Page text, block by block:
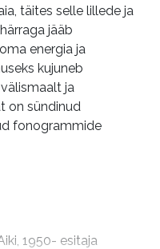
täites selle lillede ja
jääb
energia ja
kujuneb
ja
on sündinud
fonogrammide
1950- esitaja